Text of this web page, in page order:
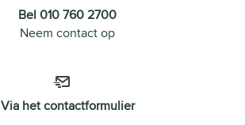
Bel 010 760 2700
Neem contact op
Via het contactformulier